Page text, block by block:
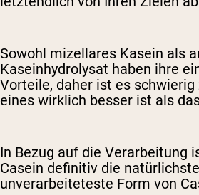
Sowohl mizellares Kasein als
Kaseinhydrolysat haben ihre
Vorteile, daher ist es schwierig
eines wirklich besser ist als
In Bezug auf die Verarbeitung
Casein definitiv die
unverarbeiteteste Form von